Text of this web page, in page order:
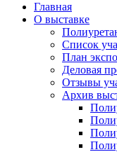
Главная
О выставке
Список
План
Деловая
Отзывы
Архив